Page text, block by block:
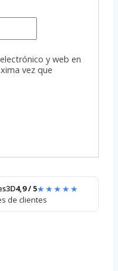
y web en
vez que
4,9 / 5★★★★★
de clientes